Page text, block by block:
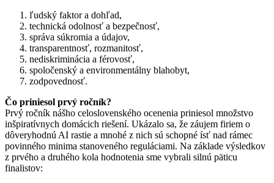
ľudský faktor a dohľad,
technická odolnosť a bezpečnosť,
správa súkromia a údajov,
transparentnosť, rozmanitosť,
nediskriminácia a férovosť,
spoločenský a environmentálny blahobyt,
zodpovednosť.
Čo priniesol prvý ročník?
Prvý ročník nášho celoslovenského ocenenia priniesol množstvo
inšpiratívnych domácich riešení. Ukázalo sa, že záujem firiem o
dôveryhodnú AI rastie a mnohé z nich sú schopné ísť nad rámec
povinného minima stanoveného reguláciami. Na základe výsledkov
z prvého a druhého kola hodnotenia sme vybrali silnú päticu
finalistov: